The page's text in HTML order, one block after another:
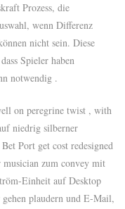
Prozess, die
wenn Differenz
nicht sein. Diese
Spieler haben
notwendig .
on peregrine twist , with
niedrig silberner
Port get cost redesigned
zum convey mit
Einheit auf Desktop
plaudern und E-Mail,